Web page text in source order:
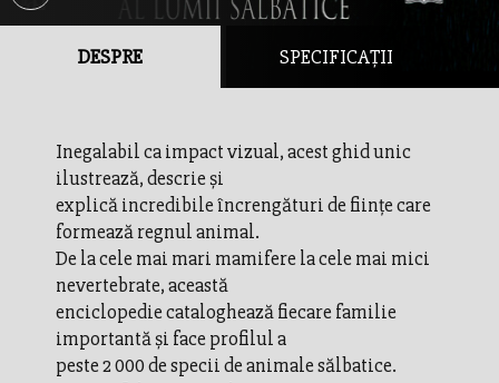
DESPRE SPECIFICAȚII
Inegalabil ca impact vizual, acest ghid unic
ilustrează, descrie şi
explică incredibile încrengături de fiinţe care
formează regnul animal.
De la cele mai mari mamifere la cele mai mici
nevertebrate, această
enciclopedie cataloghează fiecare familie
importantă şi face profilul a
peste 2 000 de specii de animale sălbatice.